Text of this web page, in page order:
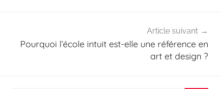
Article suivant
Pourquoi l’école intuit est-elle une référence en
art et design ?